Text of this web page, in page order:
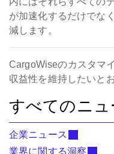
が加速化するだけでな
減します。
CargoWiseのカスタマ
収益性を維持したいと
すべてのニュ
企業ニュース
業界に関する洞察